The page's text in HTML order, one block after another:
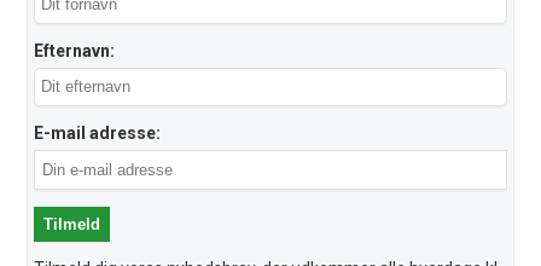
Efternavn:
E-mail adresse: